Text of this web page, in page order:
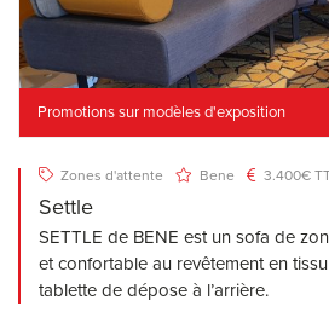
Promotions sur modèles d'exposition
Zones d'attente Bene 3.400€
Settle
SETTLE de BENE est un sofa de
et confortable au revêtement en
tablette de dépose à l’arrière.